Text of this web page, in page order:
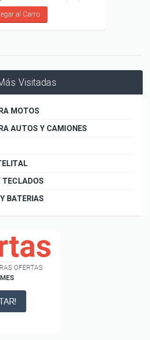
al Carro
Visitadas
MOTOS
AUTOS Y CAMIONES
TECLADOS
BATERIAS